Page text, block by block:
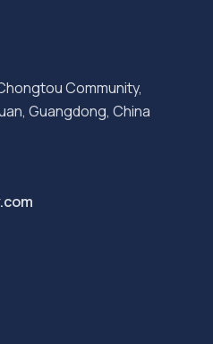
Community,
Guangdong, China